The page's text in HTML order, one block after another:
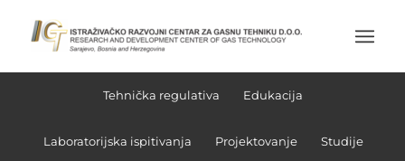
Tehnička regulativa Edukacija
Laboratorijska ispitivanja Projektovanje Studije